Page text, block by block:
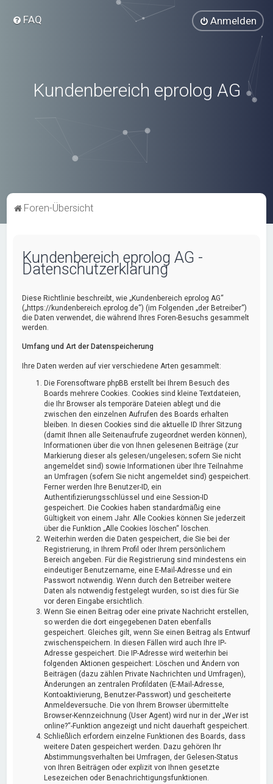
FAQ Anmelden
Kundenbereich eprolog AG
Foren-Übersicht
Kundenbereich eprolog AG -
Datenschutzerklärung
Diese Richtlinie beschreibt, wie „Kundenbereich eprolog AG“
(„https://kundenbereich.eprolog.de“) (im Folgenden „der Betreiber“)
die Daten verwendet, die während Ihres Foren-Besuchs gesammelt
werden.
Umfang und Art der Datenspeicherung
Ihre Daten werden auf vier verschiedene Arten gesammelt:
Die Forensoftware phpBB erstellt bei Ihrem Besuch des
Boards mehrere Cookies. Cookies sind kleine Textdateien,
die Ihr Browser als temporäre Dateien ablegt und die
zwischen den einzelnen Aufrufen des Boards erhalten
bleiben. In diesen Cookies sind die aktuelle ID Ihrer Sitzung
(damit Ihnen alle Seitenaufrufe zugeordnet werden können),
Informationen über die von Ihnen gelesenen Beiträge (zur
Markierung dieser als gelesen/ungelesen; sofern Sie nicht
angemeldet sind) sowie Informationen über Ihre Teilnahme
an Umfragen (sofern Sie nicht angemeldet sind) gespeichert.
Ferner werden Ihre Benutzer-ID, ein
Authentifizierungsschlüssel und eine Session-ID
gespeichert. Die Cookies haben standardmäßig eine
Gültigkeit von einem Jahr. Alle Cookies können Sie jederzeit
über die Funktion „Alle Cookies löschen“ löschen.
Weiterhin werden die Daten gespeichert, die Sie bei der
Registrierung, in Ihrem Profil oder Ihrem persönlichem
Bereich angeben. Für die Registrierung sind mindestens ein
eindeutiger Benutzername, eine E-Mail-Adresse und ein
Passwort notwendig. Wenn durch den Betreiber weitere
Daten als notwendig festgelegt wurden, so ist dies für Sie
vor deren Eingabe ersichtlich.
Wenn Sie einen Beitrag oder eine private Nachricht erstellen,
so werden die dort eingegebenen Daten ebenfalls
gespeichert. Gleiches gilt, wenn Sie einen Beitrag als Entwurf
zwischenspeichern. In diesen Fällen wird auch Ihre IP-
Adresse gespeichert. Die IP-Adresse wird weiterhin bei
folgenden Aktionen gespeichert: Löschen und Ändern von
Beiträgen (dazu zählen Private Nachrichten und Umfragen),
Änderungen an zentralen Profildaten (E-Mail-Adresse,
Kontoaktivierung, Benutzer-Passwort) und gescheiterte
Anmeldeversuche. Die von Ihrem Browser übermittelte
Browser-Kennzeichnung (User Agent) wird nur in der „Wer ist
online?“-Funktion angezeigt und nicht dauerhaft gespeichert.
Schließlich erfordern einzelne Funktionen des Boards, dass
weitere Daten gespeichert werden. Dazu gehören Ihr
Abstimmungsverhalten bei Umfragen, der Gelesen-Status
von Ihren Beiträgen oder explizit von Ihnen gesetzte
Lesezeichen oder Benachrichtigungsfunktionen.